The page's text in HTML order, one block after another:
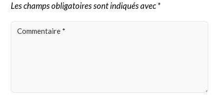
Les champs obligatoires sont indiqués avec *